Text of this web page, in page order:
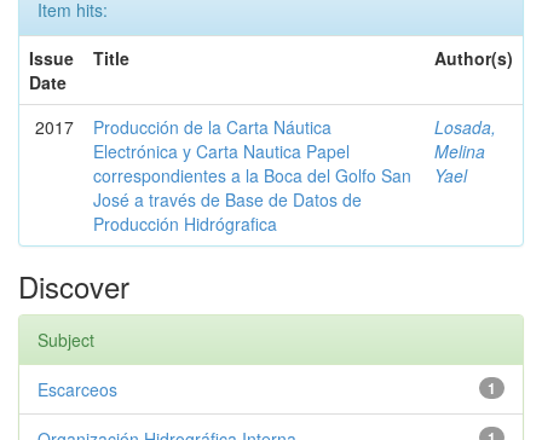
Item hits:
Issue
Date
Title Author(s)
2017
Producción de la Carta Náutica
Electrónica y Carta Nautica Papel
correspondientes a la Boca del Golfo San
José a través de Base de Datos de
Producción Hidrógrafica
Losada,
Melina
Yael
Discover
Subject
1
Escarceos